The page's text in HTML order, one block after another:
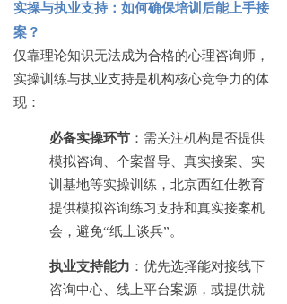
实操与执业支持：如何确保培训后能上手接
案？
仅靠理论知识无法成为合格的心理咨询师，
实操训练与执业支持是机构核心竞争力的体
现：
必备实操环节 ：需关注机构是否提供
模拟咨询、个案督导、真实接案、实
训基地等实操训练，北京西红仕教育
提供模拟咨询练习支持和真实接案机
会，避免“纸上谈兵”。
执业支持能力 ：优先选择能对接线下
咨询中心、线上平台案源，或提供就